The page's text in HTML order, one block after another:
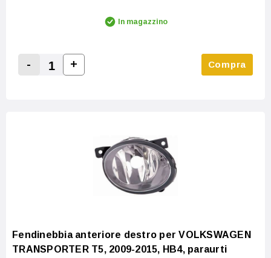
In magazzino
Decrease Quantity:
-
Increase Quantity:
+ Compra
Fendinebbia anteriore destro per VOLKSWAGEN
TRANSPORTER T5, 2009-2015, HB4, paraurti